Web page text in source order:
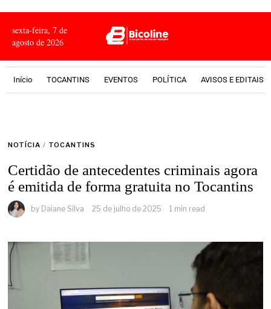
sexta-feira, 7 de
agosto de 2026
Início TOCANTINS EVENTOS POLÍTICA AVISOS E EDITAIS
NOTÍCIA / TOCANTINS
Certidão de antecedentes criminais agora
é emitida de forma gratuita no Tocantins
by Daiane Silva 25 de julho de 2025 1 min read